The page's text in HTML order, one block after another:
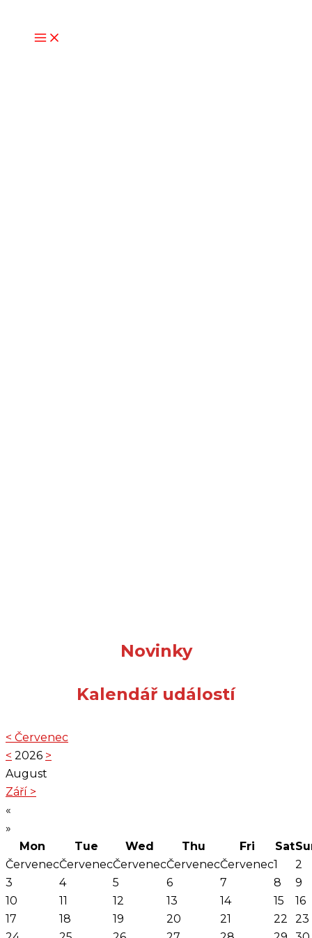
Novinky
Kalendář událostí
< Červenec
< 2026 >
August
Září >
«
»
Mon
Tue Wed Thu Fri Sat
ČervenecČervenecČervenecČervenecČervenec1
2
3
4 5 6 7 8
9
10
11 12 13 14 15
16
17
18 19 20 21 22
23